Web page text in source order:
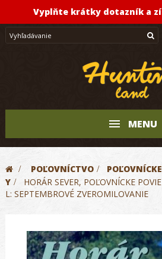
Vyplňte krátky dotazník a
MENU
> POĽOVNÍCTVO >
Y >
HORÁR SEVER, POĽOVNÍCKE
L: SEPTEMBROVÉ ZVEROMILOVANIE